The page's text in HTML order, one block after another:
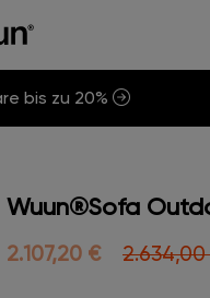
bis zu 20%
Wuun®Sofa
2.107,20 €